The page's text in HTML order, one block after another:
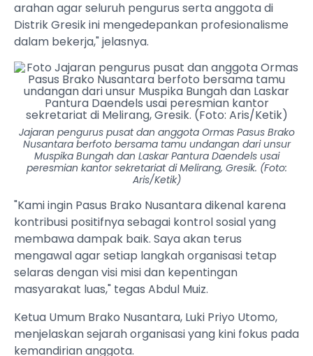
arahan agar seluruh pengurus serta anggota di
Distrik Gresik ini mengedepankan profesionalisme
dalam bekerja," jelasnya.
Jajaran pengurus pusat dan anggota Ormas Pasus Brako
Nusantara berfoto bersama tamu undangan dari unsur
Muspika Bungah dan Laskar Pantura Daendels usai
peresmian kantor sekretariat di Melirang, Gresik. (Foto:
Aris/Ketik)
"Kami ingin Pasus Brako Nusantara dikenal karena
kontribusi positifnya sebagai kontrol sosial yang
membawa dampak baik. Saya akan terus
mengawal agar setiap langkah organisasi tetap
selaras dengan visi misi dan kepentingan
masyarakat luas," tegas Abdul Muiz.
​Ketua Umum Brako Nusantara, Luki Priyo Utomo,
menjelaskan sejarah organisasi yang kini fokus pada
kemandirian anggota.